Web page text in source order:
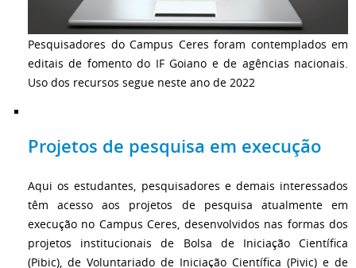
Pesquisadores do Campus Ceres foram contemplados em
editais de fomento do IF Goiano e de agências nacionais.
Uso dos recursos segue neste ano de 2022
Projetos de pesquisa em execução
Aqui os estudantes, pesquisadores e demais interessados
têm acesso aos projetos de pesquisa atualmente em
execução no Campus Ceres, desenvolvidos nas formas dos
projetos institucionais de Bolsa de Iniciação Científica
(Pibic), de Voluntariado de Iniciação Científica (Pivic) e de